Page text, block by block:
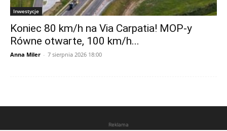
Inwestycje
Koniec 80 km/h na Via Carpatia! MOP-y
Równe otwarte, 100 km/h...
Anna Miler - 7 sierpnia 2026 18:00
Reklama